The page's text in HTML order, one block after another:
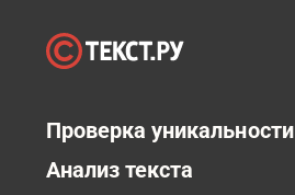
Проверка уникальности
Анализ текста